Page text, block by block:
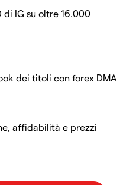
di IG su oltre 16.000
dei titoli con forex DMA
affidabilità e prezzi